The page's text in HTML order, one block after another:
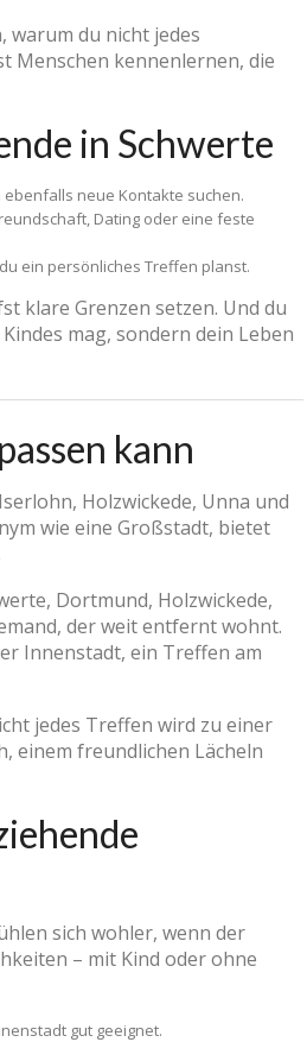
warum du nicht jedes
Menschen kennenlernen, die
in Schwerte
neue Kontakte suchen.
Dating oder eine feste
ein persönliches Treffen planst.
klare Grenzen setzen. Und du
mag, sondern dein Leben
kann
Holzwickede, Unna und
wie eine Großstadt, bietet
Dortmund, Holzwickede,
der weit entfernt wohnt.
Innenstadt, ein Treffen am
jedes Treffen wird zu einer
einem freundlichen Lächeln
sich wohler, wenn der
– mit Kind oder ohne
gut geeignet.